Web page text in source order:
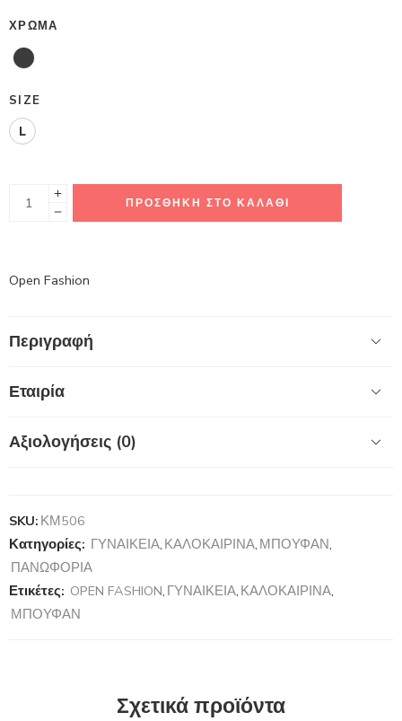
ΧΡΏΜΑ
SIZE
L
ΠΡΟΣΘΉΚΗ ΣΤΟ ΚΑΛΆΘΙ
Open Fashion
Περιγραφή
Εταιρία
Αξιολογήσεις (0)
SKU: ΚΜ506
Κατηγορίες: ΓΥΝΑΙΚΕΙΑ, ΚΑΛΟΚΑΙΡΙΝΑ, ΜΠΟΥΦΑΝ,
ΠΑΝΩΦΟΡΙΑ
Ετικέτες: OPEN FASHION, ΓΥΝΑΙΚΕΙΑ, ΚΑΛΟΚΑΙΡΙΝΑ,
ΜΠΟΥΦΑΝ
Σχετικά προϊόντα